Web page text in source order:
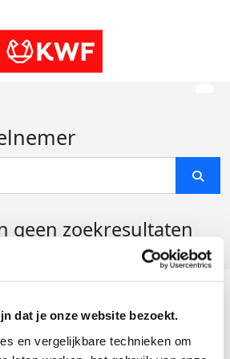
dat je onze website bezoekt.
en vergelijkbare technieken om
geen zoekresultaten